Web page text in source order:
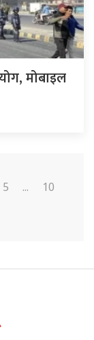
मोबाइल
5 ...
10